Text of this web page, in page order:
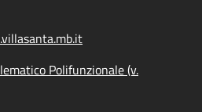
Polifunzionale (v.